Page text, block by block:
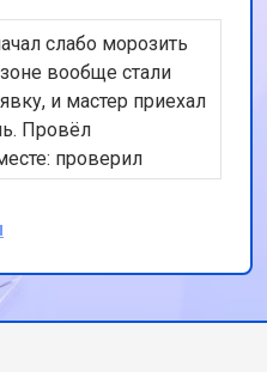
слабо морозить
вообще стали
и мастер приехал
Провёл
проверил
температуру по
была в
испарителя. Замену
всё проверил
лучше размещать
систему